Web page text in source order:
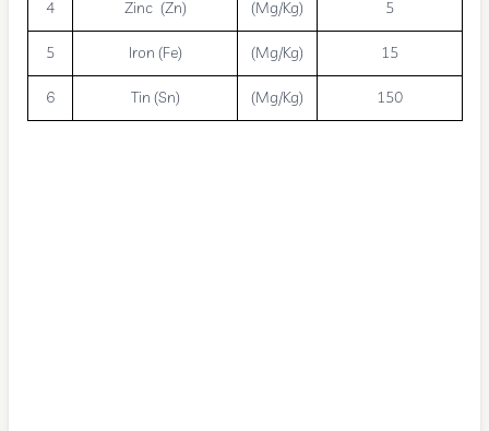
5
(Mg/Kg)
Zinc (Zn)
4
15
(Mg/Kg)
Iron (Fe)
5
150
(Mg/Kg)
Tin (Sn)
6